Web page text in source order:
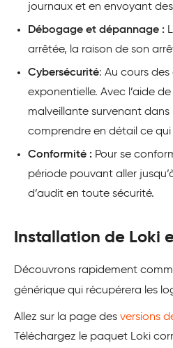
journaux et en envoyant
Débogage et dépannage :
arrêtée, la raison de son
Cybersécurité: Au cours
exponentielle. Avec l’aide
malveillante survenant dans
comprendre en détail ce qui
Conformité : Pour se
période pouvant aller
d’audit en toute sécurité.
Installation de Loki
Découvrons rapidement
générique qui récupérera les
Allez sur la page des versions
Téléchargez le paquet Loki